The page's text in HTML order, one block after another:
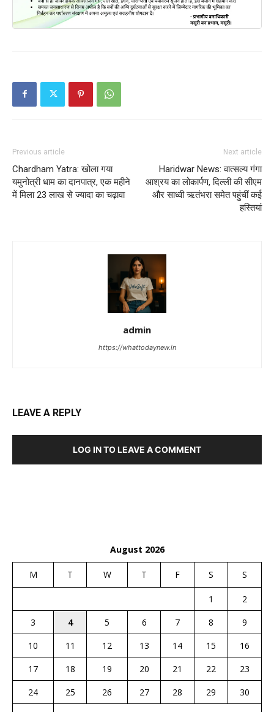
Previous article
Chardham Yatra: खोला गया
यमुनोत्री धाम का दानपात्र, एक महीने
में मिला 23 लाख से ज्यादा का चढ़ावा
Next article
Haridwar News: वात्सल्य गंगा
आश्रय का लोकार्पण, दिल्ली की सीएम
और साध्वी ऋतंभरा समेत पहुंचीं कई
हस्तियां
admin
https://whattodaynew.in
LEAVE A REPLY
LOG IN TO LEAVE A COMMENT
August 2026
M T W T F S S
1
2
3
4 5 6 7 8
9
10
11 12 13 14 15
16
17
18 19 20 21 22
23
24
25 26 27 28 29
30